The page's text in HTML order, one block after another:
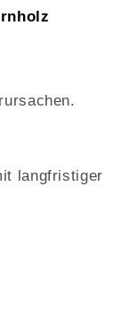
langfristiger